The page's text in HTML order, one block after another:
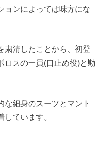
ョンによっては味方にな
粛清したことから、初登
ロスの一員(口止め役)と勘
な細身のスーツとマント
ています。